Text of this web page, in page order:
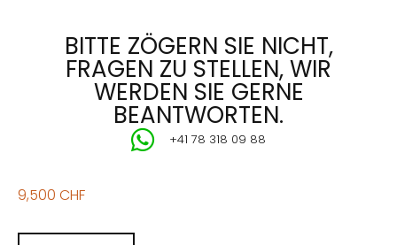
BITTE ZÖGERN SIE NICHT,
FRAGEN ZU STELLEN, WIR
WERDEN SIE GERNE
BEANTWORTEN.
+41 78 318 09 88
9,500 CHF